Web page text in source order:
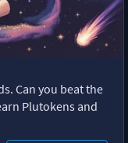
Can you beat the
Plutokens and